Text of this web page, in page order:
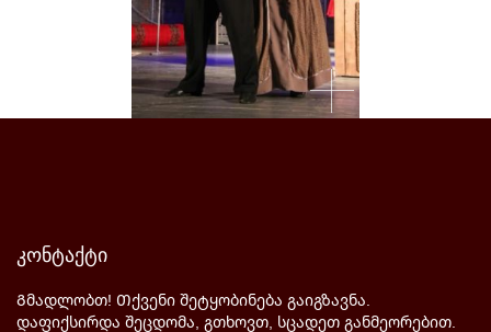
კონტაქტი
Გმადლობთ! Თქვენი შეტყობინება გაიგზავნა.
დაფიქსირდა შეცდომა, გთხოვთ, სცადეთ განმეორებით.